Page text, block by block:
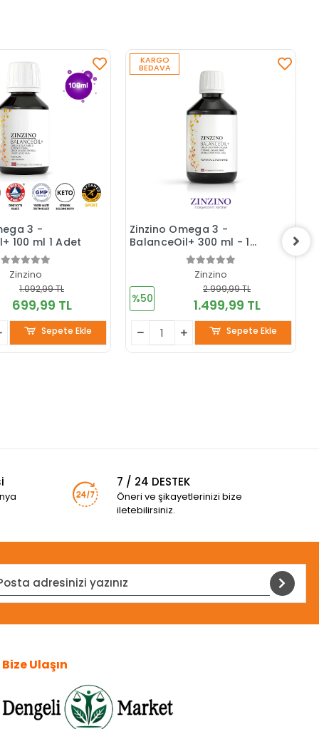
3 -
100 ml 1 Adet
Zinzino
1.092,99 TL
699,99 TL
Sepete Ekle
Zinzino Omega 3 -
BalanceOil+ 300 ml - 1
ADET - Portakal Limon
Nane AromaZinzino
%50
2.999,99 TL
1.499,99 TL
KARGO
BEDAVA
Sepete Ekle
7 / 24 DESTEK
Öneri ve şikayetlerinizi bize
iletebilirsiniz.
Bize Ulaşın